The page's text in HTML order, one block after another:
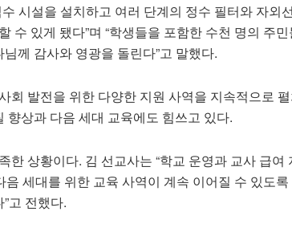
시설을 설치하고 여러 단계의 정수 필터와 자외
수 있게 됐다”며 “학생들을 포함한 수천 명의 주
께 감사와 영광을 돌린다”고 말했다.
회 발전을 위한 다양한 지원 사역을 지속적으로
향상과 다음 세대 교육에도 힘쓰고 있다.
한 상황이다. 김 선교사는 “학교 운영과 교사 급여
음 세대를 위한 교육 사역이 계속 이어질 수 있도
고 전했다.